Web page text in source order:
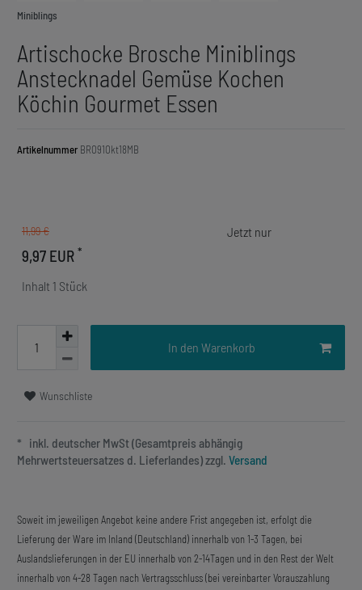
Miniblings
Artischocke Brosche Miniblings
Anstecknadel Gemüse Kochen
Köchin Gourmet Essen
Artikelnummer BRO91Okt18MB
11,99 €
9,97 EUR *
Inhalt 1 Stück
In den Warenkorb
Wunschliste
* inkl. deutscher MwSt (Gesamtpreis abhängig
Mehrwertsteuersatzes d. Lieferlandes) zzgl. Versand
Soweit im jeweiligen Angebot keine andere Frist angegeben ist, erfolgt die
Lieferung der Ware im Inland (Deutschland) innerhalb von 1-3 Tagen, bei
Auslandslieferungen in der EU innerhalb von 2-14Tagen und in den Rest der Welt
innerhalb von 4-28 Tagen nach Vertragsschluss (bei vereinbarter Vorauszahlung